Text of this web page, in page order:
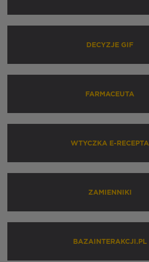
DECYZJE GIF
FARMACEUTA
WTYCZKA E-RECEPTA
ZAMIENNIKI
BAZAINTERAKCJI.PL